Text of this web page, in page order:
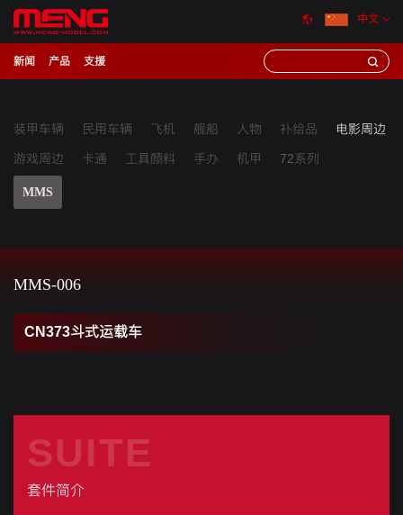
中文
新闻 产品 支援
装甲车辆 民用车辆 飞机 舰船 人物 补给品 电影周边
MMS
游戏周边 卡通 工具颜料 手办 机甲 72系列
MMS-006
CN373斗式运载车
SUITE
套件简介